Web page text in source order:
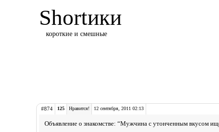
Shortики
короткие и смешные
#874 125 Нравится! 12 сентября, 2011 02:13
Объявление о знакомстве: “Мужчина с утонченным вкусом